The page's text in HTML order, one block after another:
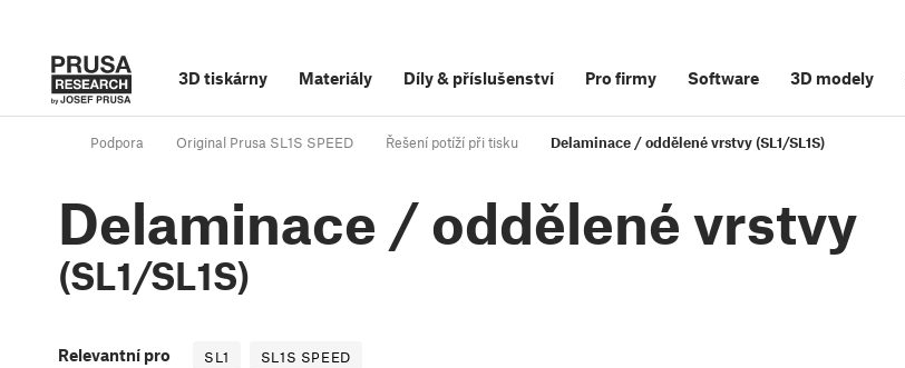
3D tiskárny Materiály Díly& příslušenství Pro firmy Software 3D modely
Podpora Original Prusa SL1S SPEED Řešení potíží při tisku Delaminace / oddělené vrstvy (SL1/SL1S)
Delaminace / oddělené vrstvy
(SL1/SL1S)
Relevantní pro SL1 SL1S SPEED